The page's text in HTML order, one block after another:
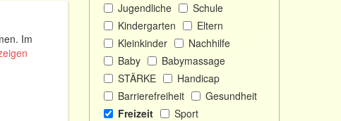
Im
Jugendliche
Schule
Kindergarten
Eltern
Kleinkinder
Nachhilfe
Baby
Babymassage
STÄRKE
Handicap
Barrierefreiheit
Gesundheit
Freizeit
Sport